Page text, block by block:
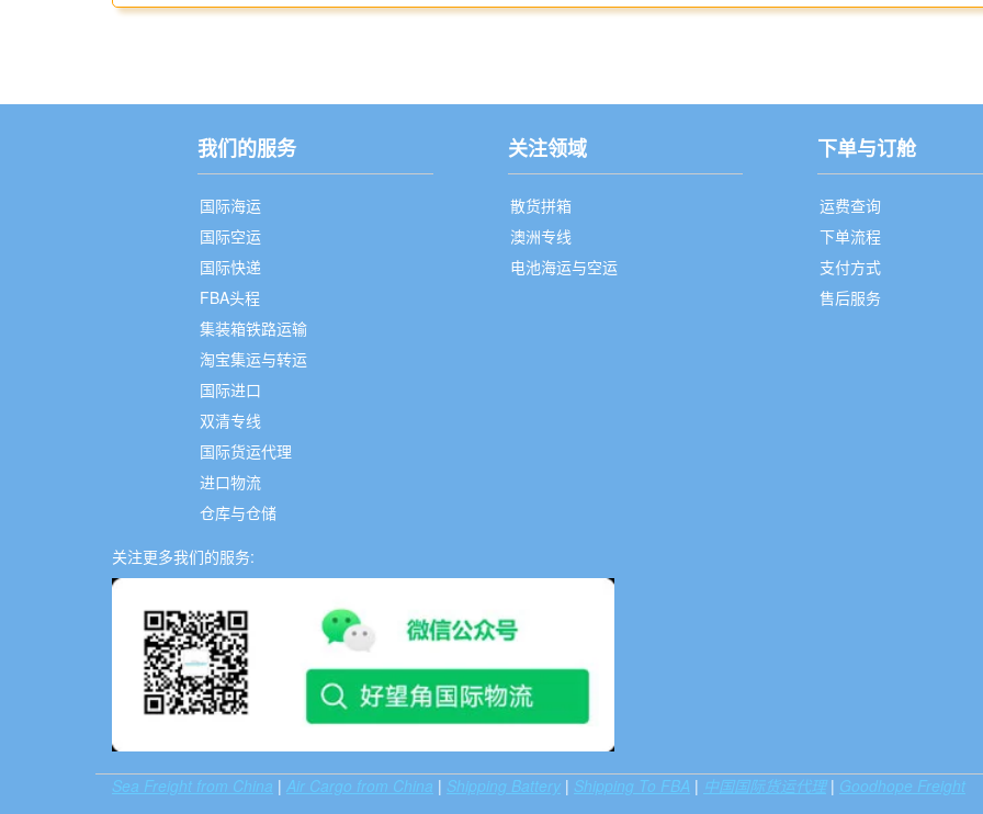
我们的服务
国际海运
国际空运
国际快递
FBA头程
集装箱铁路运输
淘宝集运与转运
国际进口
双清专线
国际货运代理
进口物流
仓库与仓储
关注领域
散货拼箱
澳洲专线
电池海运与空运
下单与订舱
运费查询
下单流程
支付方式
售后服务
关注更多我们的服务:
Sea Freight from China | Air Cargo from China | Shipping Battery | Shipping To FBA | 中国国际货运代理| Goodhope Freight